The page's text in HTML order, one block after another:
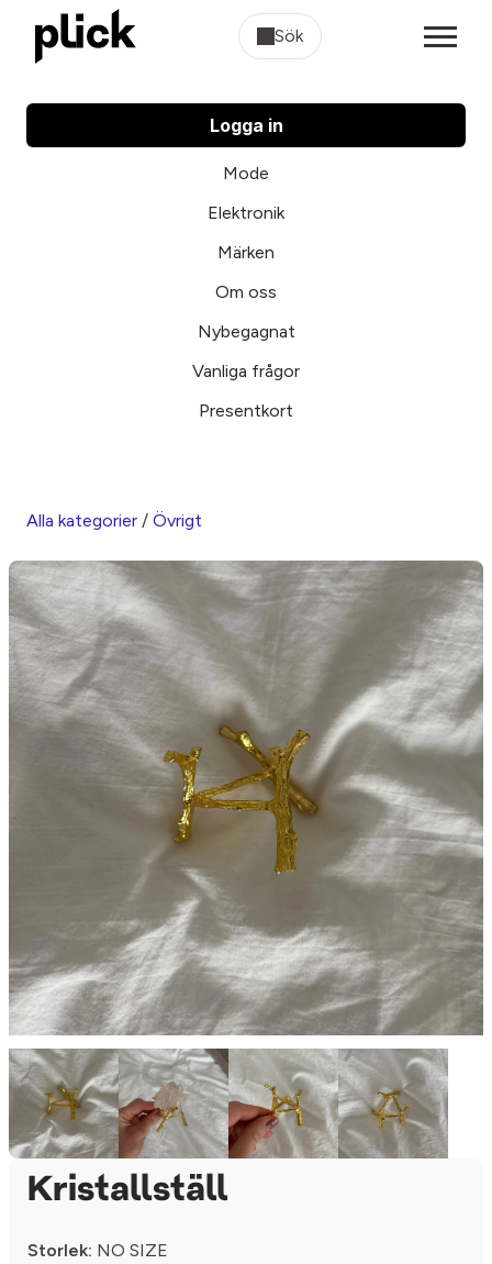
Sök
Logga in
Mode
Elektronik
Märken
Om oss
Nybegagnat
Vanliga frågor
Presentkort
Alla kategorier / Övrigt
Kristallställ
Storlek: NO SIZE